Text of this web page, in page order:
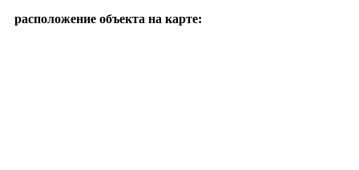
расположение объекта на карте: